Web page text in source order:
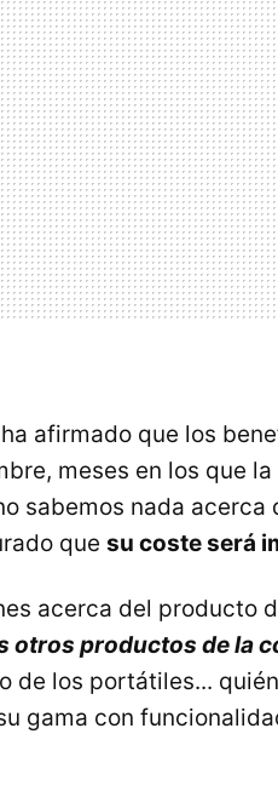
afirmado que los
meses en los que
sabemos nada
que su coste será
acerca del producto
otros productos de la
de los portátiles...
gama con